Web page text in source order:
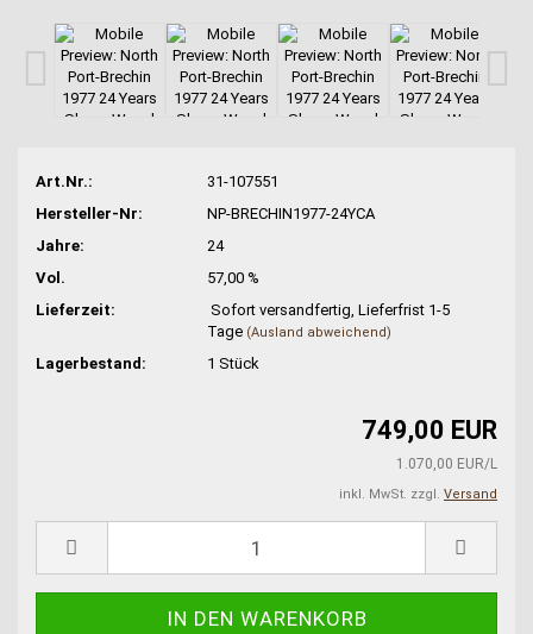
Art.Nr.:
31-107551
Hersteller-Nr:
NP-BRECHIN1977-24YCA
Jahre:
24
Vol.
57,00 %
Lieferzeit:
Sofort versandfertig, Lieferfrist 1-5
Tage (Ausland abweichend)
Lagerbestand: 1Stück
749,00 EUR
1.070,00 EUR/L
inkl. MwSt. zzgl. Versand